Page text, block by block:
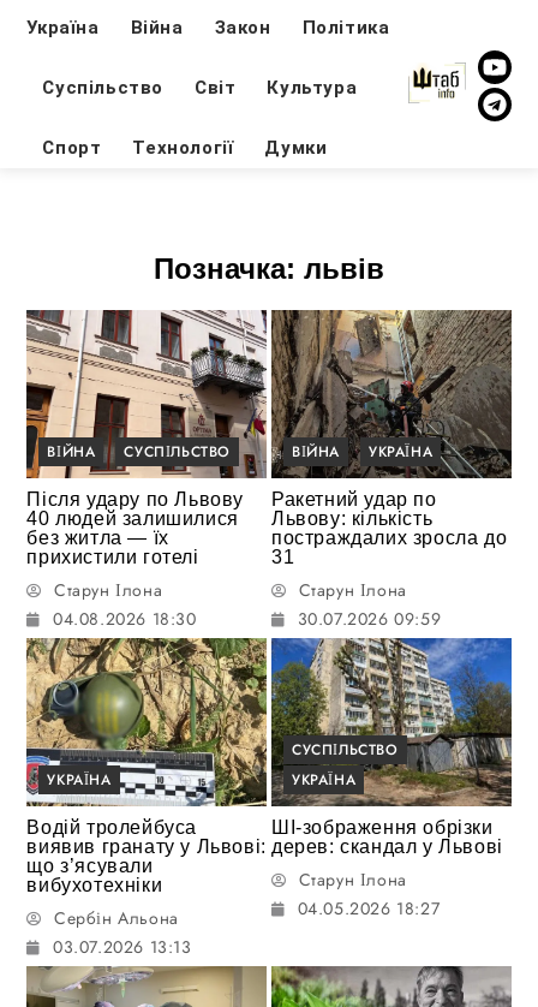
Україна Війна Закон Політика
Суспільство Світ Культура
Спорт Технології Думки
Позначка: львів
ВІЙНА СУСПІЛЬСТВО
Після удару по Львову
40 людей залишилися
без житла — їх
прихистили готелі
Старун Ілона
04.08.2026 18:30
ВІЙНА УКРАЇНА
Ракетний удар по
Львову: кількість
постраждалих зросла до
31
Старун Ілона
30.07.2026 09:59
УКРАЇНА
Водій тролейбуса
виявив гранату у Львові:
що з’ясували
вибухотехніки
Сербін Альона
03.07.2026 13:13
СУСПІЛЬСТВО
УКРАЇНА
ШІ-зображення обрізки
дерев: скандал у Львові
Старун Ілона
04.05.2026 18:27